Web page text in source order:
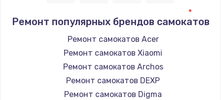
Ремонт популярных брендов самокатов
Ремонт самокатов Acer
Ремонт самокатов Xiaomi
Ремонт самокатов Archos
Ремонт самокатов DEXP
Ремонт самокатов Digma